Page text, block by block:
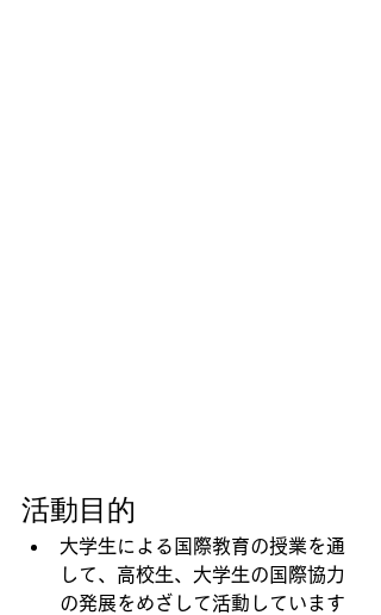
活動目的
大学生による国際教育の授業を通
して、高校生、大学生の国際協力
の発展をめざして活動しています